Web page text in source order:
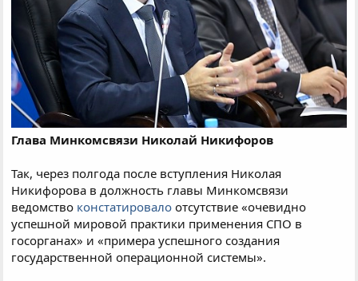
Глава Минкомсвязи Николай Никифоров
Так, через полгода после вступления Николая
Никифорова в должность главы Минкомсвязи
ведомство констатировало отсутствие «очевидно
успешной мировой практики применения СПО в
госорганах» и «примера успешного создания
государственной операционной системы».